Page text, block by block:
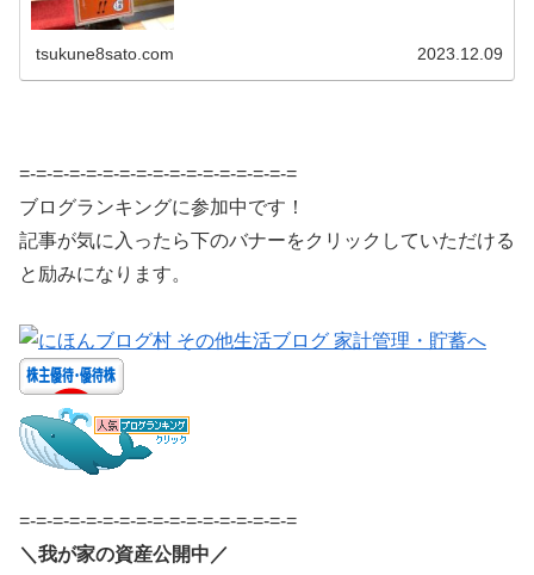
tsukune8sato.com 2023.12.09
=-=-=-=-=-=-=-=-=-=-=-=-=-=-=-=-=
ブログランキングに参加中です！
記事が気に入ったら下のバナーをクリックしていただける
と励みになります。
=-=-=-=-=-=-=-=-=-=-=-=-=-=-=-=-=
＼我が家の資産公開中／